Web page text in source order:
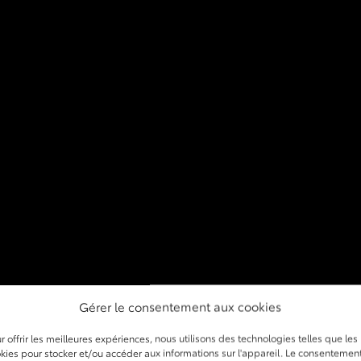
Gérer le consentement aux cookies
offrir les meilleures expériences, nous utilisons des technologies telles que les
pour stocker et/ou accéder aux informations sur l'appareil. Le